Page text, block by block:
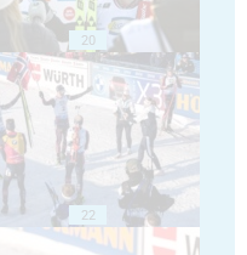
20
22